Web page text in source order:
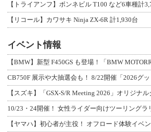
【リコール】カワサキ Ninja ZX-6R 計1,930台
イベント情報
【BMW】新型 F450GS も登場！「BMW
CB750F 展示や大抽選会も！ 8/22開催「2026グ
【スズキ】「GSX-S/R Meeting 2026」オリジナ
10/23・24開催！ 女性ライダー向けツーリングラ
【ヤマハ】初心者が主役！ オフロード体験イベ